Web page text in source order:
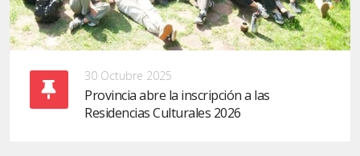
30 Octubre 2025
Provincia abre la inscripción a las
Residencias Culturales 2026